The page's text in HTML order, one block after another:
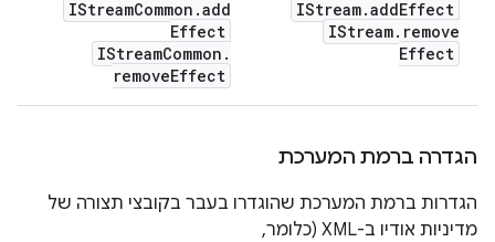
IStream.addEffect
IStream. remove
Effect
IStreamCommon .add
Effect
IStreamCommon .
removeEffect
הגדרה ברמת המערכת
הגדרות ברמת המערכת שהוגדרו בעבר בקובצי תצורה של
מדיניות אודיו ב-XML (כלומר,